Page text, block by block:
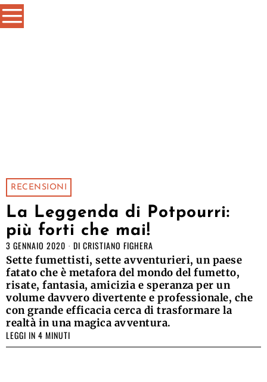
RECENSIONI
La Leggenda di Potpourri:
più forti che mai!
3 GENNAIO 2020 DI CRISTIANO FIGHERA
Sette fumettisti, sette avventurieri, un paese
fatato che è metafora del mondo del fumetto,
risate, fantasia, amicizia e speranza per un
volume davvero divertente e professionale, che
con grande efficacia cerca di trasformare la
realtà in una magica avventura.
LEGGI IN 4 MINUTI